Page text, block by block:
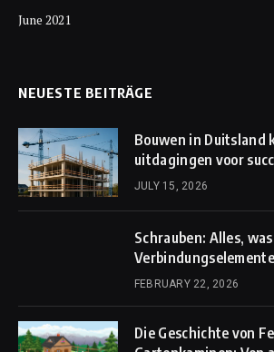
June 2021
NEUESTE BEITRÄGE
Bouwen in Duitsland
uitdagingen voor
JULY 15, 2026
Schrauben: Alles,
FEBRUARY 22, 2026
Die Geschichte von